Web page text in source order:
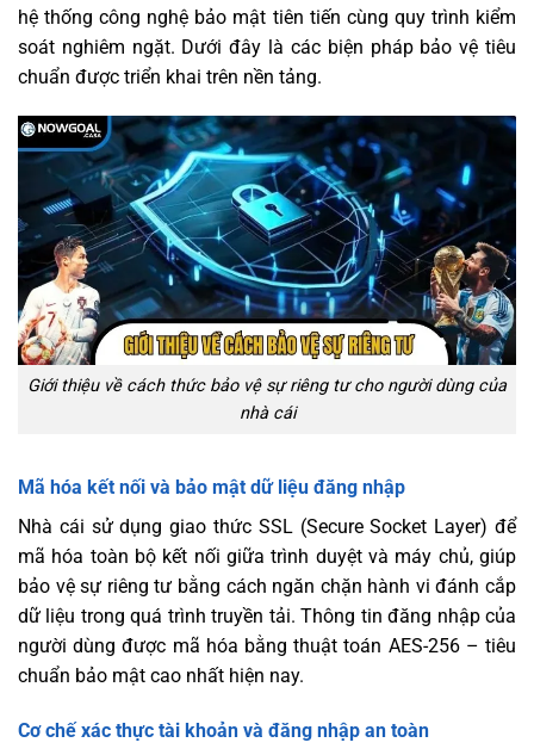
hệ thống công nghệ bảo mật tiên tiến cùng quy trình kiểm
soát nghiêm ngặt. Dưới đây là các biện pháp bảo vệ tiêu
chuẩn được triển khai trên nền tảng.
Giới thiệu về cách thức bảo vệ sự riêng tư cho người dùng của
nhà cái
Mã hóa kết nối và bảo mật dữ liệu đăng nhập
Nhà cái sử dụng giao thức SSL (Secure Socket Layer) để
mã hóa toàn bộ kết nối giữa trình duyệt và máy chủ, giúp
bảo vệ sự riêng tư bằng cách ngăn chặn hành vi đánh cắp
dữ liệu trong quá trình truyền tải. Thông tin đăng nhập của
người dùng được mã hóa bằng thuật toán AES-256 – tiêu
chuẩn bảo mật cao nhất hiện nay.
Cơ chế xác thực tài khoản và đăng nhập an toàn